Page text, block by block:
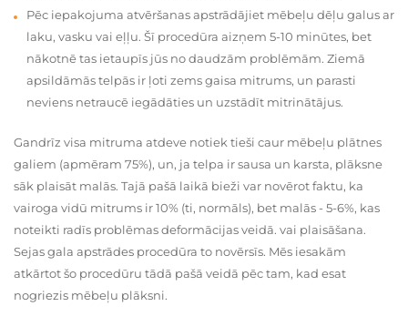
Pēc iepakojuma atvēršanas apstrādājiet mēbeļu dēļu galus ar
laku, vasku vai eļļu. Šī procedūra aizņem 5-10 minūtes, bet
nākotnē tas ietaupīs jūs no daudzām problēmām. Ziemā
apsildāmās telpās ir ļoti zems gaisa mitrums, un parasti
neviens netraucē iegādāties un uzstādīt mitrinātājus.
Gandrīz visa mitruma atdeve notiek tieši caur mēbeļu plātnes
galiem (apmēram 75%), un, ja telpa ir sausa un karsta, plāksne
sāk plaisāt malās. Tajā pašā laikā bieži var novērot faktu, ka
vairoga vidū mitrums ir 10% (ti, normāls), bet malās - 5-6%, kas
noteikti radīs problēmas deformācijas veidā. vai plaisāšana.
Sejas gala apstrādes procedūra to novērsīs. Mēs iesakām
atkārtot šo procedūru tādā pašā veidā pēc tam, kad esat
nogriezis mēbeļu plāksni.